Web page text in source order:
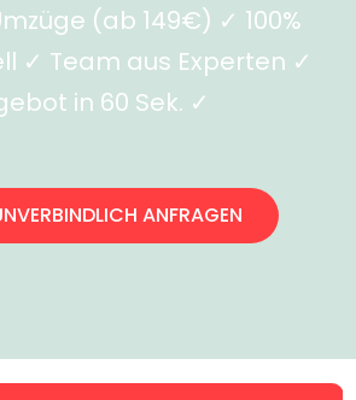
(ab 149€) ✓ 100%
✓ Team aus Experten ✓
in 60 Sek. ✓
ANFRAGEN